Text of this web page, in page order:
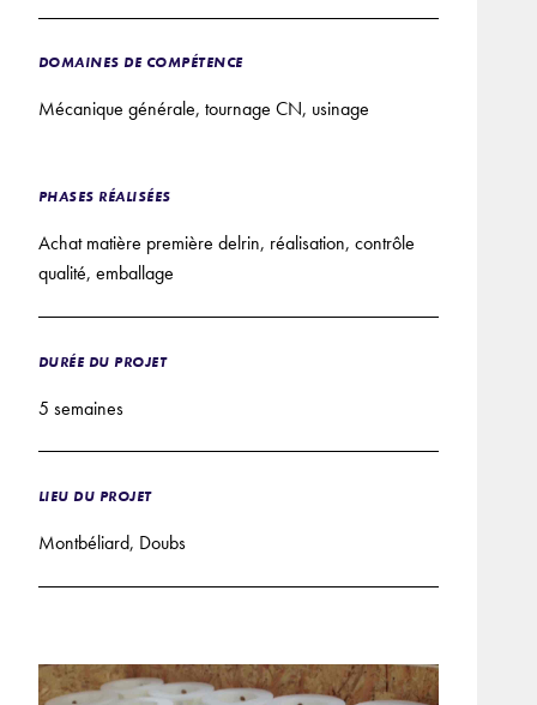
DOMAINES DE COMPÉTENCE
Mécanique générale, tournage CN, usinage
PHASES RÉALISÉES
Achat matière première delrin, réalisation, contrôle
qualité, emballage
DURÉE DU PROJET
5 semaines
LIEU DU PROJET
Montbéliard, Doubs